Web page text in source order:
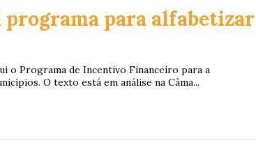
para alfabetizar
o Programa de Incentivo Financeiro para a
O texto está em análise na Câma...